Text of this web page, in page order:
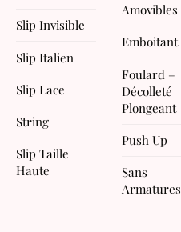
Slip Invisible
Slip Italien
Slip Lace
String
Slip Taille
Haute
Amovibles
Emboitant
Foulard –
Décolleté
Plongeant
Push Up
Sans
Armatures